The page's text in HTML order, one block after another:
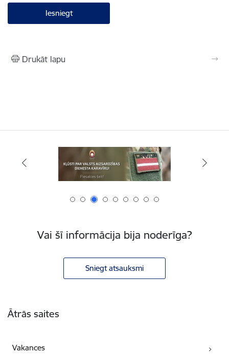
Drukāt lapu
Vai šī informācija bija noderīga?
Sniegt atsauksmi
Ātrās saites
Vakances